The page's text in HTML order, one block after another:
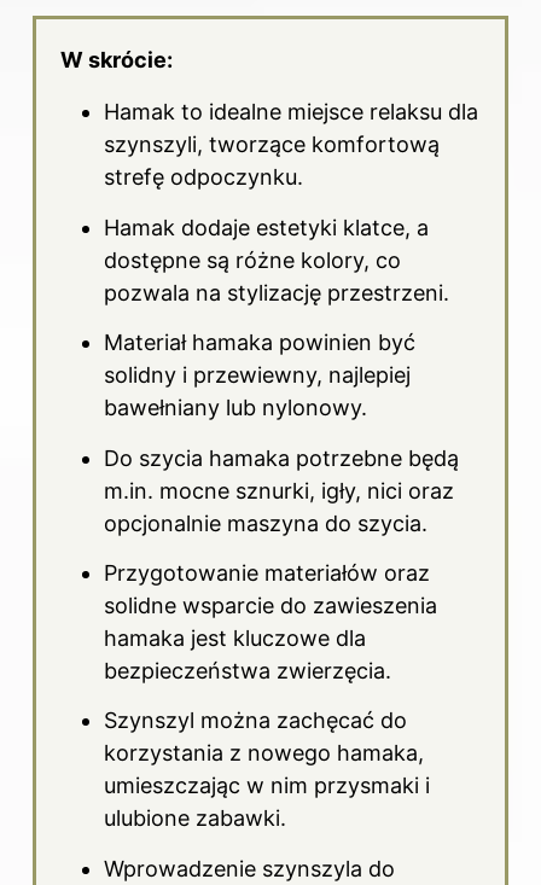
W skrócie:
Hamak to idealne miejsce relaksu dla
szynszyli, tworzące komfortową
strefę odpoczynku.
Hamak dodaje estetyki klatce, a
dostępne są różne kolory, co
pozwala na stylizację przestrzeni.
Materiał hamaka powinien być
solidny i przewiewny, najlepiej
bawełniany lub nylonowy.
Do szycia hamaka potrzebne będą
m.in. mocne sznurki, igły, nici oraz
opcjonalnie maszyna do szycia.
Przygotowanie materiałów oraz
solidne wsparcie do zawieszenia
hamaka jest kluczowe dla
bezpieczeństwa zwierzęcia.
Szynszyl można zachęcać do
korzystania z nowego hamaka,
umieszczając w nim przysmaki i
ulubione zabawki.
Wprowadzenie szynszyla do